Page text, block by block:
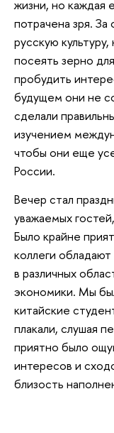
жизни, но каждая
потрачена зря.
русскую
посеять зерно
пробудить
будущем они не
сделали
изучением
чтобы они еще
России.
Вечер стал
уважаемых
Было крайне
коллеги
в различных
экономики. Мы
китайские
плакали, слушая
приятно было
интересов и
близость